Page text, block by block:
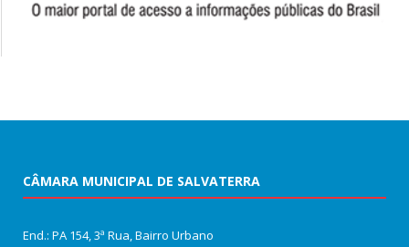
CÂMARA MUNICIPAL DE SALVATERRA
End.: PA 154, 3ª Rua, Bairro Urbano